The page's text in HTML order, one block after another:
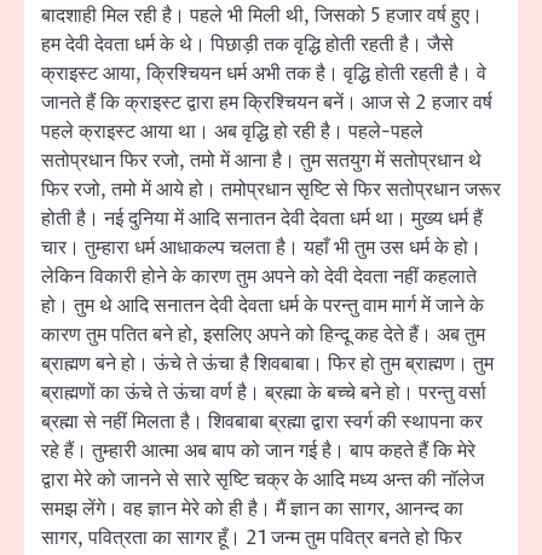
बादशाही मिल रही है। पहले भी मिली थी, जिसको 5 हजार वर्ष हुए।
हम देवी देवता धर्म के थे। पिछाड़ी तक वृद्धि होती रहती है। जैसे
क्राइस्ट आया, क्रिश्चियन धर्म अभी तक है। वृद्धि होती रहती है। वे
जानते हैं कि क्राइस्ट द्वारा हम क्रिश्चियन बनें। आज से 2 हजार वर्ष
पहले क्राइस्ट आया था। अब वृद्धि हो रही है। पहले-पहले
सतोप्रधान फिर रजो, तमो में आना है। तुम सतयुग में सतोप्रधान थे
फिर रजो, तमो में आये हो। तमोप्रधान सृष्टि से फिर सतोप्रधान जरूर
होती है। नई दुनिया में आदि सनातन देवी देवता धर्म था। मुख्य धर्म हैं
चार। तुम्हारा धर्म आधाकल्प चलता है। यहाँ भी तुम उस धर्म के हो।
लेकिन विकारी होने के कारण तुम अपने को देवी देवता नहीं कहलाते
हो। तुम थे आदि सनातन देवी देवता धर्म के परन्तु वाम मार्ग में जाने के
कारण तुम पतित बने हो, इसलिए अपने को हिन्दू कह देते हैं। अब तुम
ब्राह्मण बने हो। ऊंचे ते ऊंचा है शिवबाबा। फिर हो तुम ब्राह्मण। तुम
ब्राह्मणों का ऊंचे ते ऊंचा वर्ण है। ब्रह्मा के बच्चे बने हो। परन्तु वर्सा
ब्रह्मा से नहीं मिलता है। शिवबाबा ब्रह्मा द्वारा स्वर्ग की स्थापना कर
रहे हैं। तुम्हारी आत्मा अब बाप को जान गई है। बाप कहते हैं कि मेरे
द्वारा मेरे को जानने से सारे सृष्टि चक्र के आदि मध्य अन्त की नॉलेज
समझ लेंगे। वह ज्ञान मेरे को ही है। मैं ज्ञान का सागर, आनन्द का
सागर, पवित्रता का सागर हूँ। 21 जन्म तुम पवित्र बनते हो फिर